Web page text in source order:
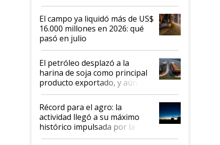
El campo ya liquidó más de US$
16.000 millones en 2026: qué
pasó en julio
El petróleo desplazó a la
harina de soja como principal
producto exportado, y aún así
el agro aportó casi seis de cada
diez dólares y sostuvo el
liderazgo en un semestre
récord
Récord para el agro: la
actividad llegó a su máximo
histórico impulsada por la
cosecha y las exportaciones